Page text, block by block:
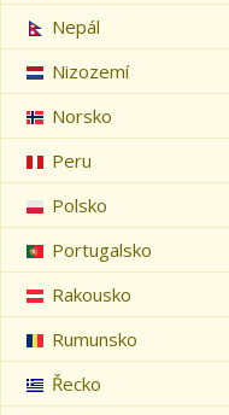
Nepál
Nizozemí
Norsko
Peru
Polsko
Portugalsko
Rakousko
Rumunsko
Řecko